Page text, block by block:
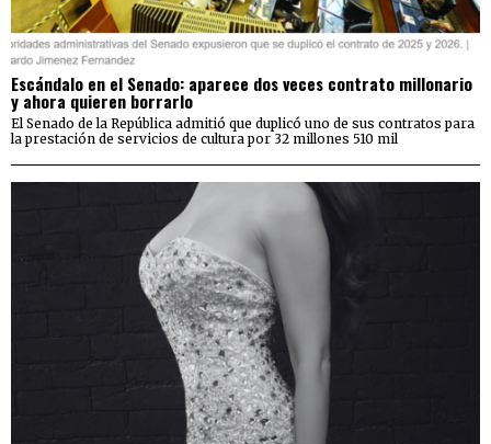
Escándalo en el Senado: aparece dos veces contrato millonario
y ahora quieren borrarlo
El Senado de la República admitió que duplicó uno de sus contratos para
la prestación de servicios de cultura por 32 millones 510 mil